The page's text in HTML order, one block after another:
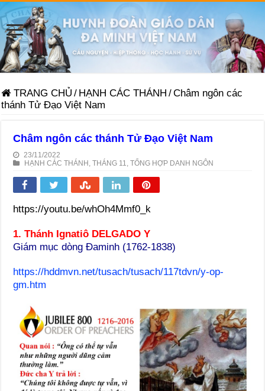
TRANG CHỦ / HẠNH CÁC THÁNH /Châm ngôn các
thánh Tử Đạo Việt Nam
Châm ngôn các thánh Tử Đạo Việt Nam
23/11/2022
HẠNH CÁC THÁNH ,THÁNG 11 ,TỔNG HỢP DANH NGÔN
https://youtu.be/whOh4Mmf0_k
1. Thánh Ignatiô DELGADO Y
Giám mục dòng Đaminh (1762-1838)
https://hddmvn.net/tusach/tusach/117tdvn/y-op-
gm.htm